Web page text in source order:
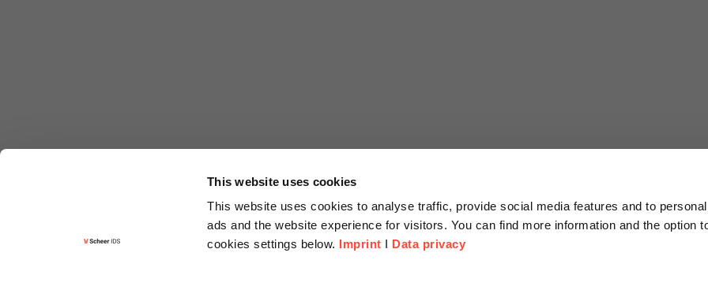
This website uses cookies
This website uses cookies to analyse traffic, provide social media features and to
ads and the website experience for visitors. You can find more information and the option
cookies settings below. Imprint I Data privacy